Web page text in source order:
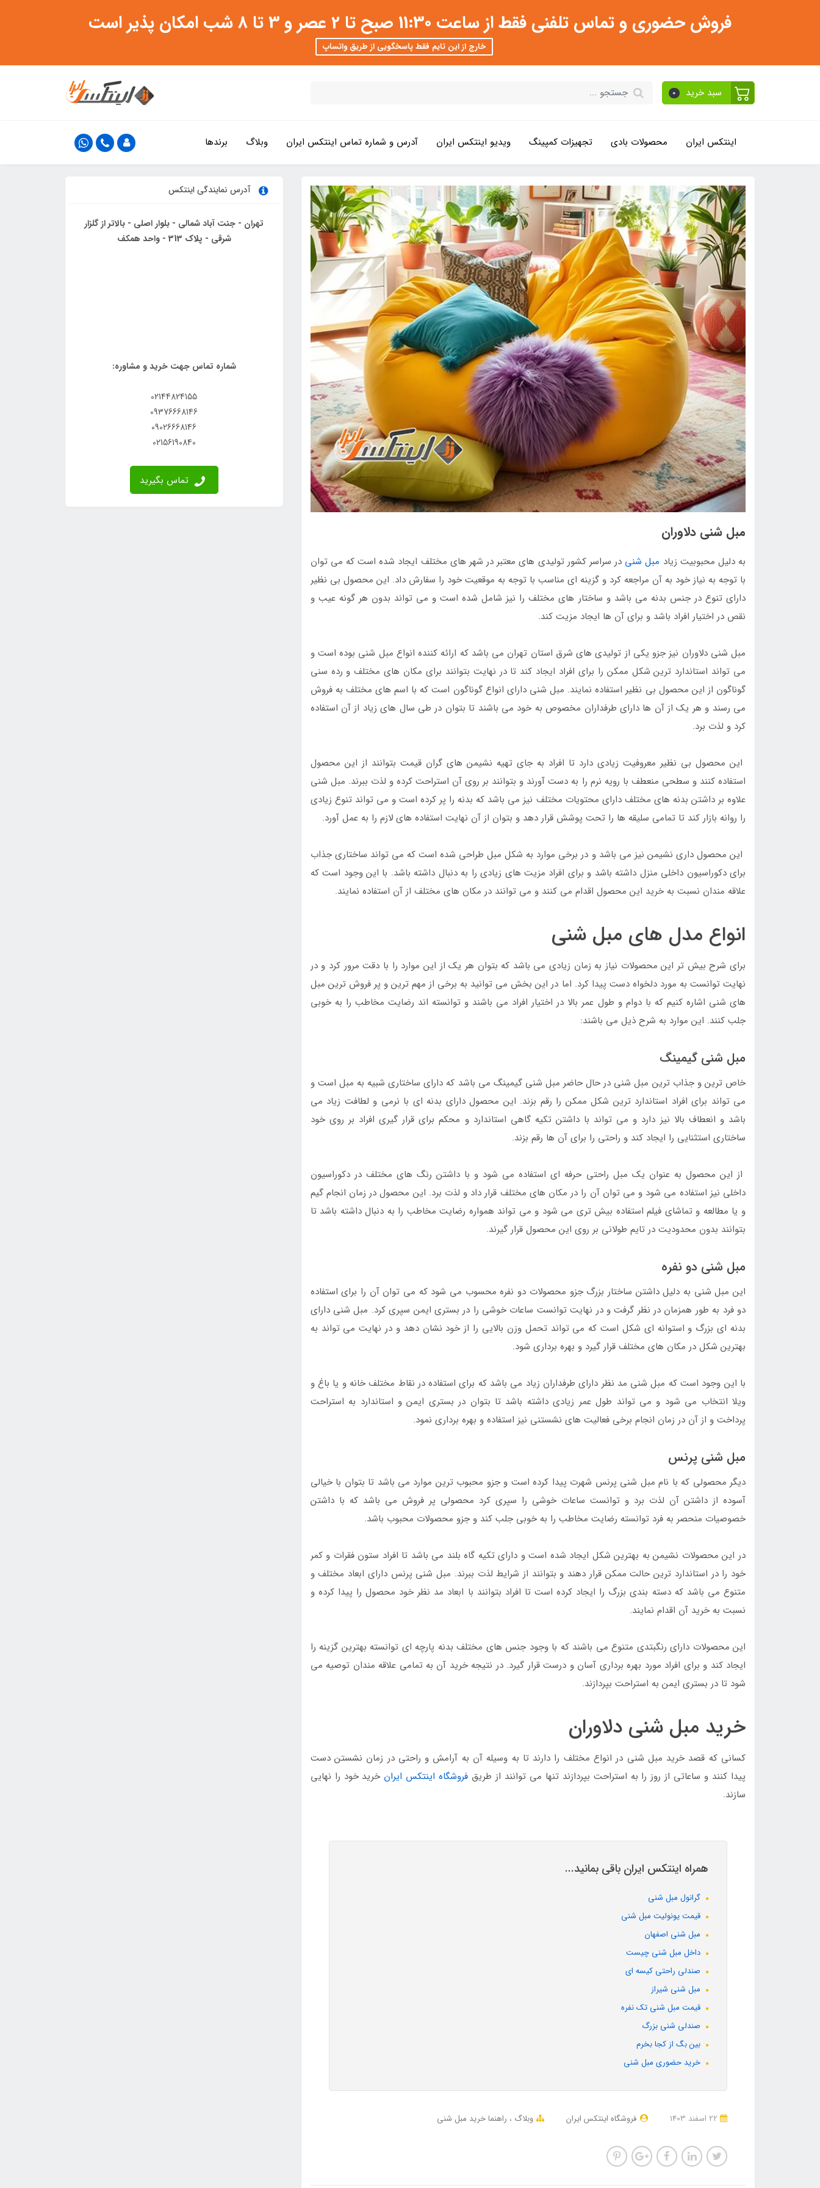
فروش حضوری و تماس تلفنی فقط از ساعت 11:30 صبح تا 2 عصر و 3 تا 8 شب امکان پذیر است
خارج از این تایم فقط پاسخگویی از طریق واتساپ
سبد خرید 0
اینتکس ایران محصولات بادی تجهیزات کمپینگ ویدیو اینتکس ایران آدرس و شماره تماس اینتکس ایران وبلاگ برندها
مبل شنی دلاوران
به دلیل محبوبیت زیاد مبل شنی در سراسر کشور تولیدی های معتبر در شهر های مختلف ایجاد شده است که می توان
با توجه به نیاز خود به آن مراجعه کرد و گزینه ای مناسب با توجه به موقعیت خود را سفارش داد. این محصول بی نظیر
دارای تنوع در جنس بدنه می باشد و ساختار های مختلف را نیز شامل شده است و می تواند بدون هر گونه عیب و
نقص در اختیار افراد باشد و برای آن ها ایجاد مزیت کند.
مبل شنی دلاوران نیز جزو یکی از تولیدی های شرق استان تهران می باشد که ارائه کننده انواع مبل شنی بوده است و
می تواند استاندارد ترین شکل ممکن را برای افراد ایجاد کند تا در نهایت بتوانند برای مکان های مختلف و رده سنی
گوناگون از این محصول بی نظیر استفاده نمایند. مبل شنی دارای انواع گوناگون است که با اسم های مختلف به فروش
می رسند و هر یک از آن ها دارای طرفداران مخصوص به خود می باشند تا بتوان در طی سال های زیاد از آن استفاده
کرد و لذت برد.
این محصول بی نظیر معروفیت زیادی دارد تا افراد به جای تهیه نشیمن های گران قیمت بتوانند از این محصول
استفاده کنند و سطحی منعطف با رویه نرم را به دست آورند و بتوانند بر روی آن استراحت کرده و لذت ببرند. مبل شنی
علاوه بر داشتن بدنه های مختلف دارای محتویات مختلف نیز می باشد که بدنه را پر کرده است و می تواند تنوع زیادی
را روانه بازار کند تا تمامی سلیقه ها را تحت پوشش قرار دهد و بتوان از آن نهایت استفاده های لازم را به عمل آورد.
این محصول داری نشیمن نیز می باشد و در برخی موارد به شکل مبل طراحی شده است که می تواند ساختاری جذاب
برای دکوراسیون داخلی منزل داشته باشد و برای افراد مزیت های زیادی را به دنبال داشته باشد. با این وجود است که
علاقه مندان نسبت به خرید این محصول اقدام می کنند و می توانند در مکان های مختلف از آن استفاده نمایند.
انواع مدل های مبل شنی
برای شرح بیش تر این محصولات نیاز به زمان زیادی می باشد که بتوان هر یک از این موارد را با دقت مرور کرد و در
نهایت توانست به مورد دلخواه دست پیدا کرد. اما در این بخش می توانید به برخی از مهم ترین و پر فروش ترین مبل
های شنی اشاره کنیم که با دوام و طول عمر بالا در اختیار افراد می باشند و توانسته اند رضایت مخاطب را به خوبی
جلب کنند. این موارد به شرح ذیل می باشند:
مبل شنی گیمینگ
خاص ترین و جذاب ترین مبل شنی در حال حاضر مبل شنی گیمینگ می باشد که دارای ساختاری شبیه به مبل است و
می تواند برای افراد استاندارد ترین شکل ممکن را رقم بزند. این محصول دارای بدنه ای با نرمی و لطافت زیاد می
باشد و انعطاف بالا نیز دارد و می تواند با داشتن تکیه گاهی استاندارد و محکم برای قرار گیری افراد بر روی خود
ساختاری استثنایی را ایجاد کند و راحتی را برای آن ها رقم بزند.
از این محصول به عنوان یک مبل راحتی حرفه ای استفاده می شود و با داشتن رنگ های مختلف در دکوراسیون
داخلی نیز استفاده می شود و می توان آن را در مکان های مختلف قرار داد و لذت برد. این محصول در زمان انجام گیم
و یا مطالعه و تماشای فیلم استفاده بیش تری می شود و می تواند همواره رضایت مخاطب را به دنبال داشته باشد تا
بتوانند بدون محدودیت در تایم طولانی بر روی این محصول قرار گیرند.
مبل شنی دو نفره
این مبل شنی به دلیل داشتن ساختار بزرگ جزو محصولات دو نفره محسوب می شود که می توان آن را برای استفاده
دو فرد به طور همزمان در نظر گرفت و در نهایت توانست ساعات خوشی را در بستری ایمن سپری کرد. مبل شنی دارای
بدنه ای بزرگ و استوانه ای شکل است که می تواند تحمل وزن بالایی را از خود نشان دهد و در نهایت می تواند به
بهترین شکل در مکان های مختلف قرار گیرد و بهره برداری شود.
با این وجود است که مبل شنی مد نظر دارای طرفداران زیاد می باشد که برای استفاده در نقاط مختلف خانه و یا باغ و
ویلا انتخاب می شود و می تواند طول عمر زیادی داشته باشد تا بتوان در بستری ایمن و استاندارد به استراحت
پرداخت و از آن در زمان انجام برخی فعالیت های نشستنی نیز استفاده و بهره برداری نمود.
مبل شنی پرنس
دیگر محصولی که با نام مبل شنی پرنس شهرت پیدا کرده است و جزو محبوب ترین موارد می باشد تا بتوان با خیالی
آسوده از داشتن آن لذت برد و توانست ساعات خوشی را سپری کرد محصولی پر فروش می باشد که با داشتن
خصوصیات منحصر به فرد توانسته رضایت مخاطب را به خوبی جلب کند و جزو محصولات محبوب باشد.
در این محصولات نشیمن به بهترین شکل ایجاد شده است و دارای تکیه گاه بلند می باشد تا افراد ستون فقرات و کمر
خود را در استاندارد ترین حالت ممکن قرار دهند و بتوانند از شرایط لذت ببرند. مبل شنی پرنس دارای ابعاد مختلف و
متنوع می باشد که دسته بندی بزرگ را ایجاد کرده است تا افراد بتوانند با ابعاد مد نظر خود محصول را پیدا کرده و
نسبت به خرید آن اقدام نمایند.
این محصولات دارای رنگبتدی متنوع می باشند که با وجود جنس های مختلف بدنه پارچه ای توانسته بهترین گزینه را
ایجاد کند و برای افراد مورد بهره برداری آسان و درست قرار گیرد. در نتیجه خرید آن به تمامی علاقه مندان توصیه می
شود تا در بستری ایمن به استراحت بپردازند.
خرید مبل شنی دلاوران
کسانی که قصد خرید مبل شنی در انواع مختلف را دارند تا به وسیله آن به آرامش و راحتی در زمان نشستن دست
پیدا کنند و ساعاتی از روز را به استراحت بپردازند تنها می توانند از طریق فروشگاه اینتکس ایران خرید خود را نهایی
سازند.
همراه اینتکس ایران باقی بمانید...
گرانول مبل شنی
قیمت یونولیت مبل شنی
مبل شنی اصفهان
داخل مبل شنی چیست
صندلی راحتی کیسه ای
مبل شنی شیراز
قیمت مبل شنی تک نفره
صندلی شنی بزرگ
بین بگ از کجا بخرم
خرید حضوری مبل شنی
فروشگاه اینتکس ایران وبلاگ راهنما خرید مبل شنی
آدرس نمایندگی اینتکس
تهران - جنت آباد شمالی - بلوار اصلی - بالاتر از گلزار
شرقی - پلاک 313 - واحد همکف
شماره تماس جهت خرید و مشاوره:
02144824155
09376668146
09026668146
02156190840
تماس بگیرید